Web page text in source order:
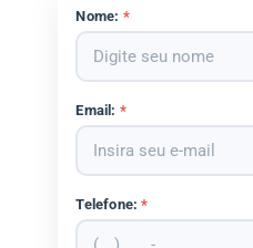
Nome: *
Email: *
Telefone:*